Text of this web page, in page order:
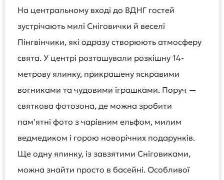
На центральному вході до ВДНГ гостей
зустрічають милі Сніговички й веселі
Пінгвінчики, які одразу створюють атмосферу
свята. У центрі розташували розкішну 14-
метрову ялинку, прикрашену яскравими
вогниками та чудовими іграшками. Поруч —
святкова фотозона, де можна зробити
пам’ятні фото з чарівним ельфом, милим
ведмедиком і горою новорічних подарунків.
Ще одну ялинку, із завзятими Сніговиками,
можна знайти просто в басейні. Особливої